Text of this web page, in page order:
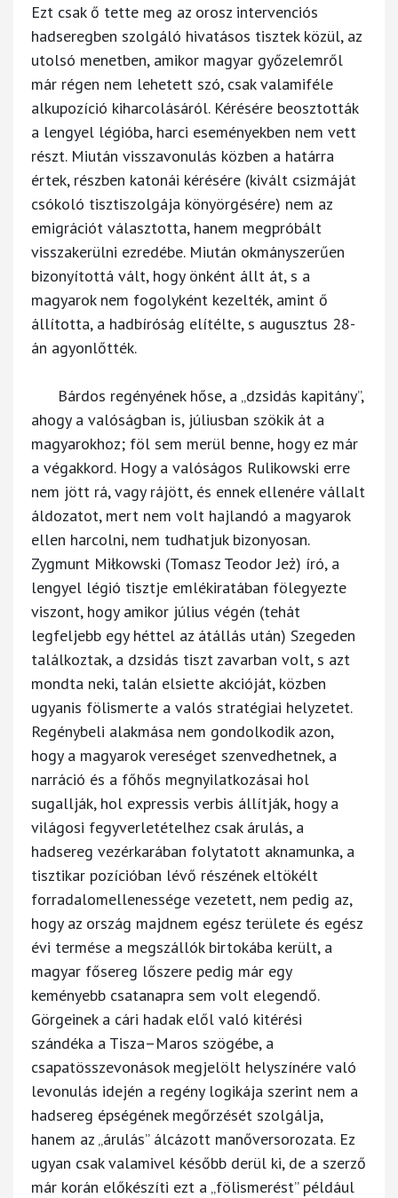
Ezt csak ő tette meg az orosz intervenciós
hadseregben szolgáló hivatásos tisztek közül, az
utolsó menetben, amikor magyar győzelemről
már régen nem lehetett szó, csak valamiféle
alkupozíció kiharcolásáról. Kérésére beosztották
a lengyel légióba, harci eseményekben nem vett
részt. Miután visszavonulás közben a határra
értek, részben katonái kérésére (kivált csizmáját
csókoló tisztiszolgája könyörgésére) nem az
emigrációt választotta, hanem megpróbált
visszakerülni ezredébe. Miután okmányszerűen
bizonyítottá vált, hogy önként állt át, s a
magyarok nem fogolyként kezelték, amint ő
állította, a hadbíróság elítélte, s augusztus 28-
án agyonlőtték.
Bárdos regényének hőse, a „dzsidás kapitány”,
ahogy a valóságban is, júliusban szökik át a
magyarokhoz; föl sem merül benne, hogy ez már
a végakkord. Hogy a valóságos Rulikowski erre
nem jött rá, vagy rájött, és ennek ellenére vállalt
áldozatot, mert nem volt hajlandó a magyarok
ellen harcolni, nem tudhatjuk bizonyosan.
Zygmunt Miłkowski (Tomasz Teodor Jeż) író, a
lengyel légió tisztje emlékiratában fölegyezte
viszont, hogy amikor július végén (tehát
legfeljebb egy héttel az átállás után) Szegeden
találkoztak, a dzsidás tiszt zavarban volt, s azt
mondta neki, talán elsiette akcióját, közben
ugyanis fölismerte a valós stratégiai helyzetet.
Regénybeli alakmása nem gondolkodik azon,
hogy a magyarok vereséget szenvedhetnek, a
narráció és a főhős megnyilatkozásai hol
sugallják, hol expressis verbis állítják, hogy a
világosi fegyverletételhez csak árulás, a
hadsereg vezérkarában folytatott aknamunka, a
tisztikar pozícióban lévő részének eltökélt
forradalomellenessége vezetett, nem pedig az,
hogy az ország majdnem egész területe és egész
évi termése a megszállók birtokába került, a
magyar fősereg lőszere pedig már egy
keményebb csatanapra sem volt elegendő.
Görgeinek a cári hadak elől való kitérési
szándéka a Tisza–Maros szögébe, a
csapatösszevonások megjelölt helyszínére való
levonulás idején a regény logikája szerint nem a
hadsereg épségének megőrzését szolgálja,
hanem az „árulás” álcázott manőversorozata. Ez
ugyan csak valamivel később derül ki, de a szerző
már korán előkészíti ezt a „fölismerést” például